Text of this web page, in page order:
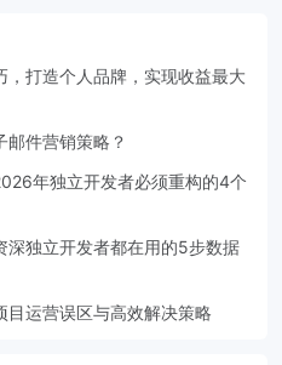
打造个人品牌，实现收益最大
邮件营销策略？
年独立开发者必须重构的4个
深独立开发者都在用的5步数据
运营误区与高效解决策略